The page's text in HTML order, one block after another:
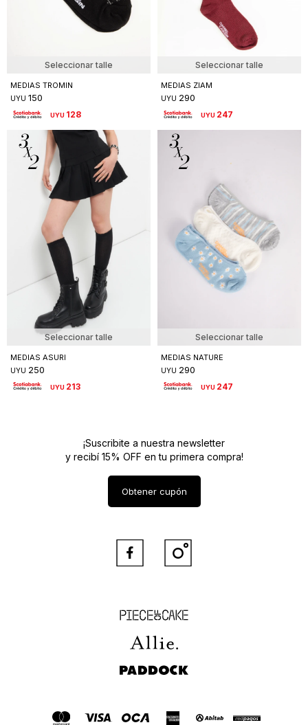
Seleccionar talle
MEDIAS TROMIN
UYU 150
UYU 128
Seleccionar talle
MEDIAS ZIAM
UYU 290
UYU 247
Seleccionar talle
MEDIAS ASURI
UYU 250
UYU 213
Seleccionar talle
MEDIAS NATURE
UYU 290
UYU 247
Piece of Cake
Allie
Paddock
¡Suscribite a nuestra newsletter
y recibí 15% OFF en tu primera compra!
Obtener cupón
 